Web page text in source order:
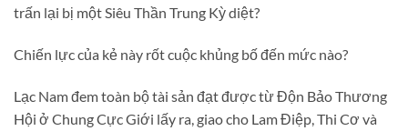
trấn lại bị một Siêu Thần Trung Kỳ diệt?
Chiến lực của kẻ này rốt cuộc khủng bố đến mức nào?
Lạc Nam đem toàn bộ tài sản đạt được từ Độn Bảo Thương
Hội ở Chung Cực Giới lấy ra, giao cho Lam Điệp, Thi Cơ và